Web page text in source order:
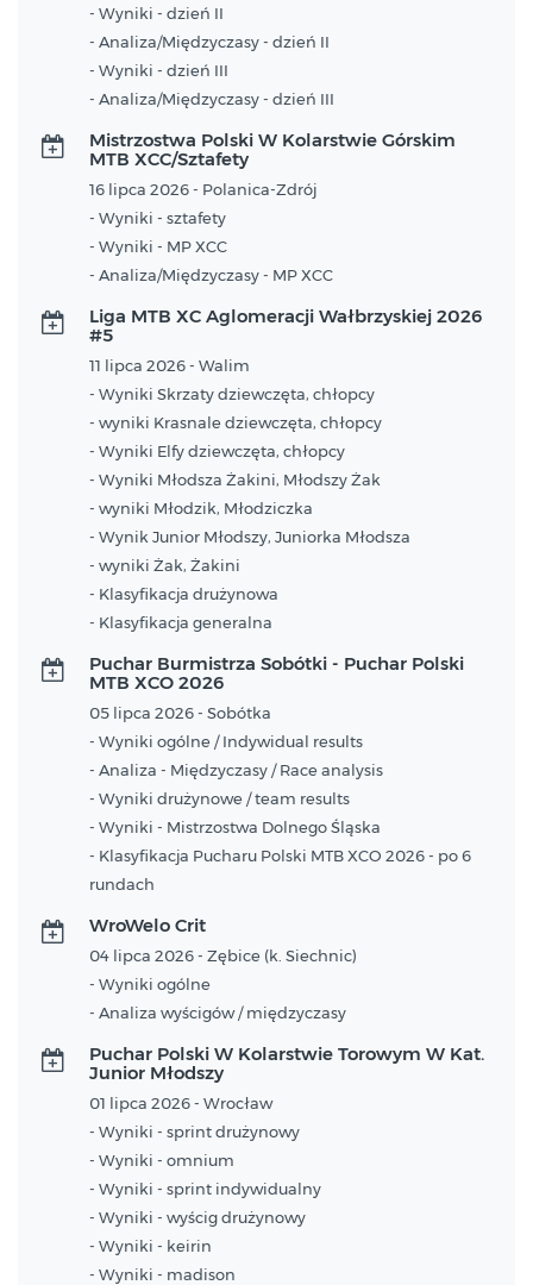
- Wyniki - dzień II
- Analiza/Międzyczasy - dzień II
- Wyniki - dzień III
- Analiza/Międzyczasy - dzień III
Mistrzostwa Polski W Kolarstwie Górskim
MTB XCC/Sztafety
16 lipca 2026 - Polanica-Zdrój
- Wyniki - sztafety
- Wyniki - MP XCC
- Analiza/Międzyczasy - MP XCC
Liga MTB XC Aglomeracji Wałbrzyskiej 2026
#5
11 lipca 2026 - Walim
- Wyniki Skrzaty dziewczęta, chłopcy
- wyniki Krasnale dziewczęta, chłopcy
- Wyniki Elfy dziewczęta, chłopcy
- Wyniki Młodsza Żakini, Młodszy Żak
- wyniki Młodzik, Młodziczka
- Wynik Junior Młodszy, Juniorka Młodsza
- wyniki Żak, Żakini
- Klasyfikacja drużynowa
- Klasyfikacja generalna
Puchar Burmistrza Sobótki - Puchar Polski
MTB XCO 2026
05 lipca 2026 - Sobótka
- Wyniki ogólne / Indywidual results
- Analiza - Międzyczasy / Race analysis
- Wyniki drużynowe / team results
- Wyniki - Mistrzostwa Dolnego Śląska
- Klasyfikacja Pucharu Polski MTB XCO 2026 - po 6
rundach
WroWelo Crit
04 lipca 2026 - Zębice (k. Siechnic)
- Wyniki ogólne
- Analiza wyścigów / międzyczasy
Puchar Polski W Kolarstwie Torowym W Kat.
Junior Młodszy
01 lipca 2026 - Wrocław
- Wyniki - sprint drużynowy
- Wyniki - omnium
- Wyniki - sprint indywidualny
- Wyniki - wyścig drużynowy
- Wyniki - keirin
- Wyniki - madison